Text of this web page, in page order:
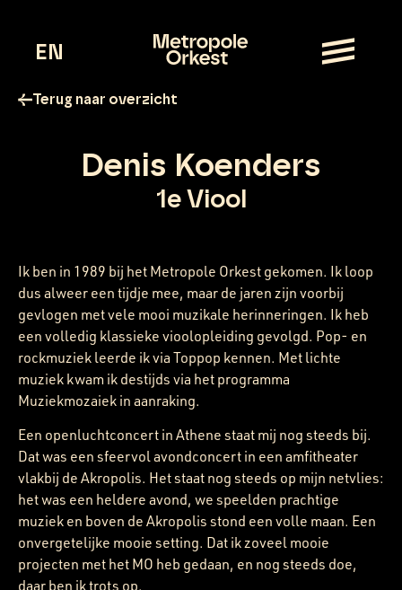
EN
Terug naar overzicht
Denis Koenders
1e Viool
Ik ben in 1989 bij het Metropole Orkest gekomen. Ik loop
dus alweer een tijdje mee, maar de jaren zijn voorbij
gevlogen met vele mooi muzikale herinneringen. Ik heb
een volledig klassieke vioolopleiding gevolgd. Pop- en
rockmuziek leerde ik via Toppop kennen. Met lichte
muziek kwam ik destijds via het programma
Muziekmozaiek in aanraking.
Een openluchtconcert in Athene staat mij nog steeds bij.
Dat was een sfeervol avondconcert in een amfitheater
vlakbij de Akropolis. Het staat nog steeds op mijn netvlies:
het was een heldere avond, we speelden prachtige
muziek en boven de Akropolis stond een volle maan. Een
onvergetelijke mooie setting. Dat ik zoveel mooie
projecten met het MO heb gedaan, en nog steeds doe,
daar ben ik trots op.